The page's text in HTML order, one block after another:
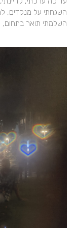
השגחתי על מנקדים,
השלמתי תואר בתחום,